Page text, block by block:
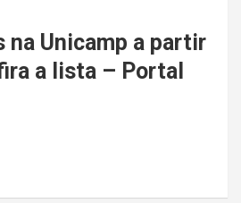
mineração,
etc
na Unicamp a partir
a lista – Portal